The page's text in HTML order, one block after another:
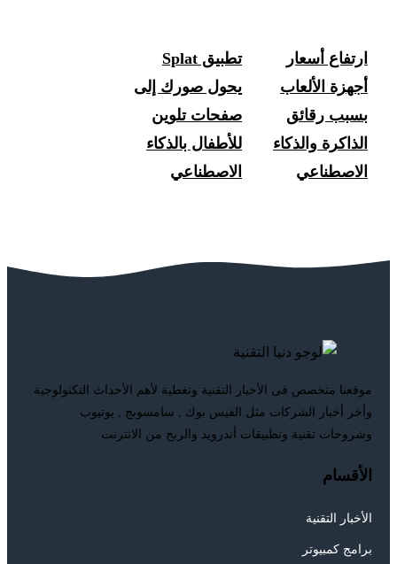
ارتفاع أسعار
أجهزة الألعاب
بسبب رقائق
الذاكرة والذكاء
الاصطناعي
تطبيق Splat
يحول صورك إلى
صفحات تلوين
للأطفال بالذكاء
الاصطناعي
موقعنا متخصص فى الأخبار التقنية وتغطية لأهم الأحداث التكنولوجية
وأخر أخبار الشركات مثل الفيس بوك , سامسونج , يوتيوب
وشروحات تقنية وتطبيقات أندرويد والربح من الانترنت
الأقسام
الأخبار التقنية
برامج كمبيوتر